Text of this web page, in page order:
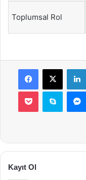
Toplumsal Rol
Facebook
X
Pocket Skype
Kayıt Ol